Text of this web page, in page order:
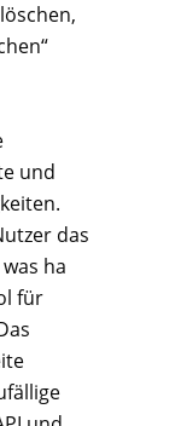
und
das
ha
für